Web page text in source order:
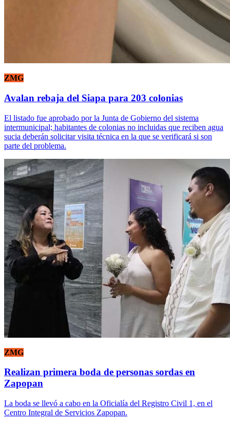
ZMG
Avalan rebaja del Siapa para 203 colonias
El listado fue aprobado por la Junta de Gobierno del sistema
intermunicipal; habitantes de colonias no incluidas que reciben agua
sucia deberán solicitar visita técnica en la que se verificará si son
parte del problema.
ZMG
Realizan primera boda de personas sordas en
Zapopan
La boda se llevó a cabo en la Oficialía del Registro Civil 1, en el
Centro Integral de Servicios Zapopan.